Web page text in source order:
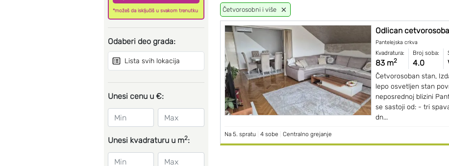
*možeš da isključiš u svakom trenutku
Odaberi deo grada:
Lista svih lokacija
Unesi cenu u €:
Unesi kvadraturu u m2:
Četvorosobni i više
Odlican
Pantelejska crkva
Kvadratura:
83 m2
Broj soba:
4.0
Četvorosoban stan,
lepo osvetljen stan
neposrednoj blizini
se sastoji od: - tri
dn...
Na 5. spratu 4 sobe Centralno grejanje